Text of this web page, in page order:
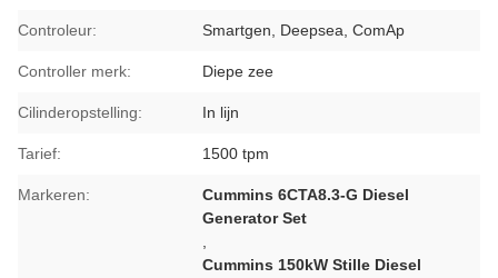
Controleur: Smartgen, Deepsea, ComAp
Controller merk: Diepe zee
Cilinderopstelling: In lijn
Tarief: 1500 tpm
Markeren:
Cummins 6CTA8.3-G Diesel
Generator Set
Cummins 150kW Stille Diesel